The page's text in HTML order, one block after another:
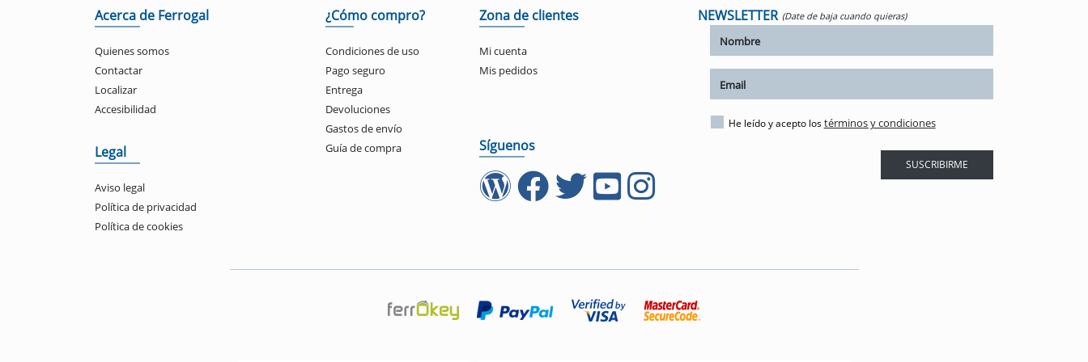
Acerca de Ferrogal
Quienes somos
Contactar
Localizar
Accesibilidad
Legal
Aviso legal
Política de privacidad
Política de cookies
¿Cómo compro?
Condiciones de uso
Pago seguro
Entrega
Devoluciones
Gastos de envío
Guía de compra
Zona de clientes
Mi cuenta
Mis pedidos
Síguenos
NEWSLETTER (Date de baja cuando quieras)
He leído y acepto lostérminos y condiciones
SUSCRIBIRME